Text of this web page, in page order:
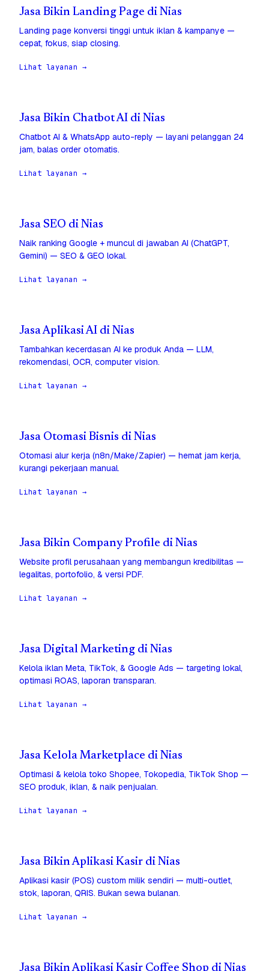
Jasa Bikin Landing Page di Nias
Landing page konversi tinggi untuk iklan & kampanye —
cepat, fokus, siap closing.
Lihat layanan →
Jasa Bikin Chatbot AI di Nias
Chatbot AI & WhatsApp auto-reply — layani pelanggan 24
jam, balas order otomatis.
Lihat layanan →
Jasa SEO di Nias
Naik ranking Google + muncul di jawaban AI (ChatGPT,
Gemini) — SEO & GEO lokal.
Lihat layanan →
Jasa Aplikasi AI di Nias
Tambahkan kecerdasan AI ke produk Anda — LLM,
rekomendasi, OCR, computer vision.
Lihat layanan →
Jasa Otomasi Bisnis di Nias
Otomasi alur kerja (n8n/Make/Zapier) — hemat jam kerja,
kurangi pekerjaan manual.
Lihat layanan →
Jasa Bikin Company Profile di Nias
Website profil perusahaan yang membangun kredibilitas —
legalitas, portofolio, & versi PDF.
Lihat layanan →
Jasa Digital Marketing di Nias
Kelola iklan Meta, TikTok, & Google Ads — targeting lokal,
optimasi ROAS, laporan transparan.
Lihat layanan →
Jasa Kelola Marketplace di Nias
Optimasi & kelola toko Shopee, Tokopedia, TikTok Shop —
SEO produk, iklan, & naik penjualan.
Lihat layanan →
Jasa Bikin Aplikasi Kasir di Nias
Aplikasi kasir (POS) custom milik sendiri — multi-outlet,
stok, laporan, QRIS. Bukan sewa bulanan.
Lihat layanan →
Jasa Bikin Aplikasi Kasir Coffee Shop di Nias